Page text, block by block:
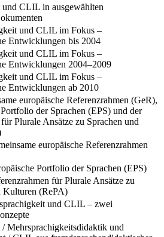
CLIL in ausgewählten
und CLIL im Fokus –
Entwicklungen bis 2004
und CLIL im Fokus –
Entwicklungen 2004–2009
und CLIL im Fokus –
Entwicklungen ab 2010
europäische Referenzrahmen (GeR),
der Sprachen (EPS) und der
Plurale Ansätze zu Sprachen und
europäische Referenzrahmen
Portfolio der Sprachen (EPS)
für Plurale Ansätze zu
Kulturen (RePA)
und CLIL – zwei
Mehrsprachigkeitsdidaktik und